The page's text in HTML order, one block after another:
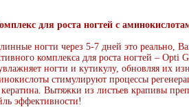
для роста ногтей с
ногти через 5-7 дней это реально,
комплекса для роста ногтей – Opti
ногти и кутикулу, обновляя их
стимулируют процессы
Вытяжки из листьев крапивы
эффективности!